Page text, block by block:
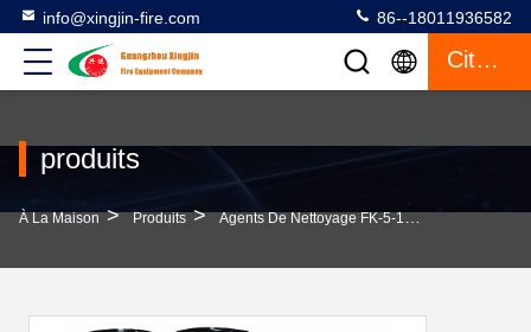
info@xingjin-fire.com 86--18011936582
Citation
produits
À La Maison > Produits > Agents De Nettoyage FK-5-1-12 >